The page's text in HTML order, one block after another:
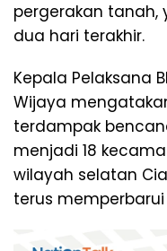
pergerakan tanah,
dua hari terakhir.
Kepala Pelaksana
Wijaya
terdampak
menjadi 18
wilayah selatan
terus